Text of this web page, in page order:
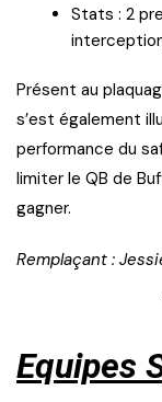
Stats : 2
Présent au
s’est également
performance du
limiter le QB de
gagner.
Remplaçant :
Equipes